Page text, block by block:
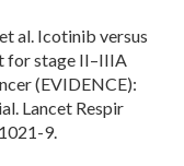
et al. Icotinib versus
for stage II–IIIA
(EVIDENCE):
Lancet Respir
9.